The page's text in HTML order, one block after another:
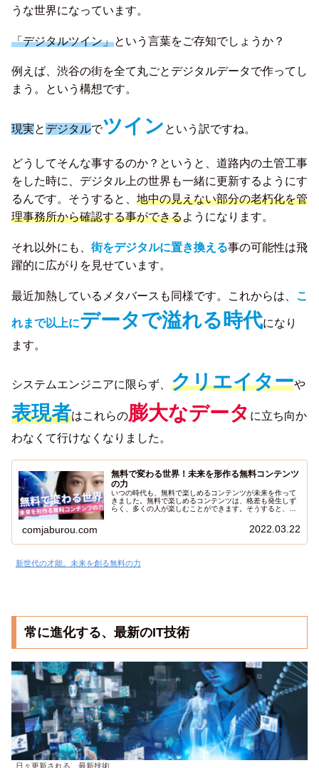
うな世界になっています。
「デジタルツイン」という言葉をご存知でしょうか？
例えば、渋谷の街を全て丸ごとデジタルデータで作ってし
まう。という構想です。
現実と デジタルでツイン という訳ですね。
どうしてそんな事するのか？というと、道路内の土管工事
をした時に、デジタル上の世界も一緒に更新するようにす
るんです。そうすると、 地中の見えない部分の老朽化を管
理事務所から確認する事ができるようになります。
それ以外にも、 街をデジタルに置き換える事の可能性は飛
躍的に広がりを見せています。
最近加熱しているメタバースも同様です。これからは、 こ
れまで以上にデータで溢れる時代になり
ます。
システムエンジニアに限らず、 クリエイターや
表現者はこれらの膨大なデータ に立ち向か
わなくて行けなくなりました。
無料で変わる世界！未来を形作る無料コンテンツ
の力
いつの時代も、無料で楽しめるコンテンツが未来を作って
きました。無料で楽しめるコンテンツは、格差も発生しず
らく、多くの人が楽しむことができます。そうすると、そ
うになります。今日は、無料が生み出す未来について解説
comjaburou.com 2022.03.22
新世代の才能。未来を創る無料の力
常に進化する、最新のIT技術
日々更新される、最新技術